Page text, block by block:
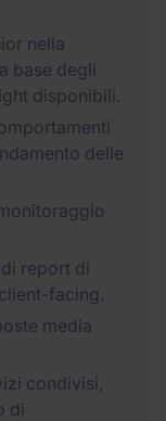
nella
base degli
disponibili.
delle
report di
facing.
media
condivisi,
di